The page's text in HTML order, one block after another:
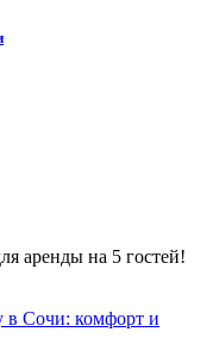
аренды на 5 гостей!
в Сочи: комфорт и